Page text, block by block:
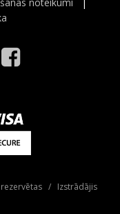
rezervētas / Izstrādājis